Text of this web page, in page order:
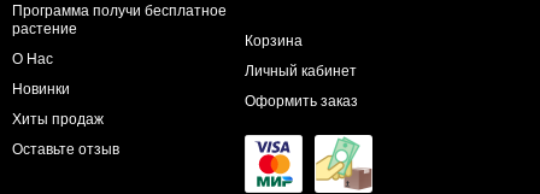
Программа получи бесплатное
растение
О Нас
Новинки
Хиты продаж
Оставьте отзыв
Корзина
Личный кабинет
Оформить заказ